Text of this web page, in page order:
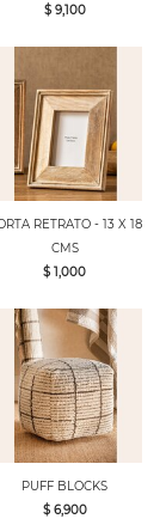
$ 9,100
RETRATO - 13 X 18
CMS
$ 1,000
PUFF BLOCKS
$ 6,900